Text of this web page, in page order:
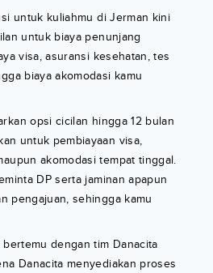
untuk kuliahmu di Jerman kini
untuk biaya penunjang
visa, asuransi kesehatan, tes
biaya akomodasi kamu
opsi cicilan hingga 12 bulan
untuk pembiayaan visa,
akomodasi tempat tinggal.
DP serta jaminan apapun
pengajuan, sehingga kamu
dengan tim Danacita
Danacita menyediakan proses